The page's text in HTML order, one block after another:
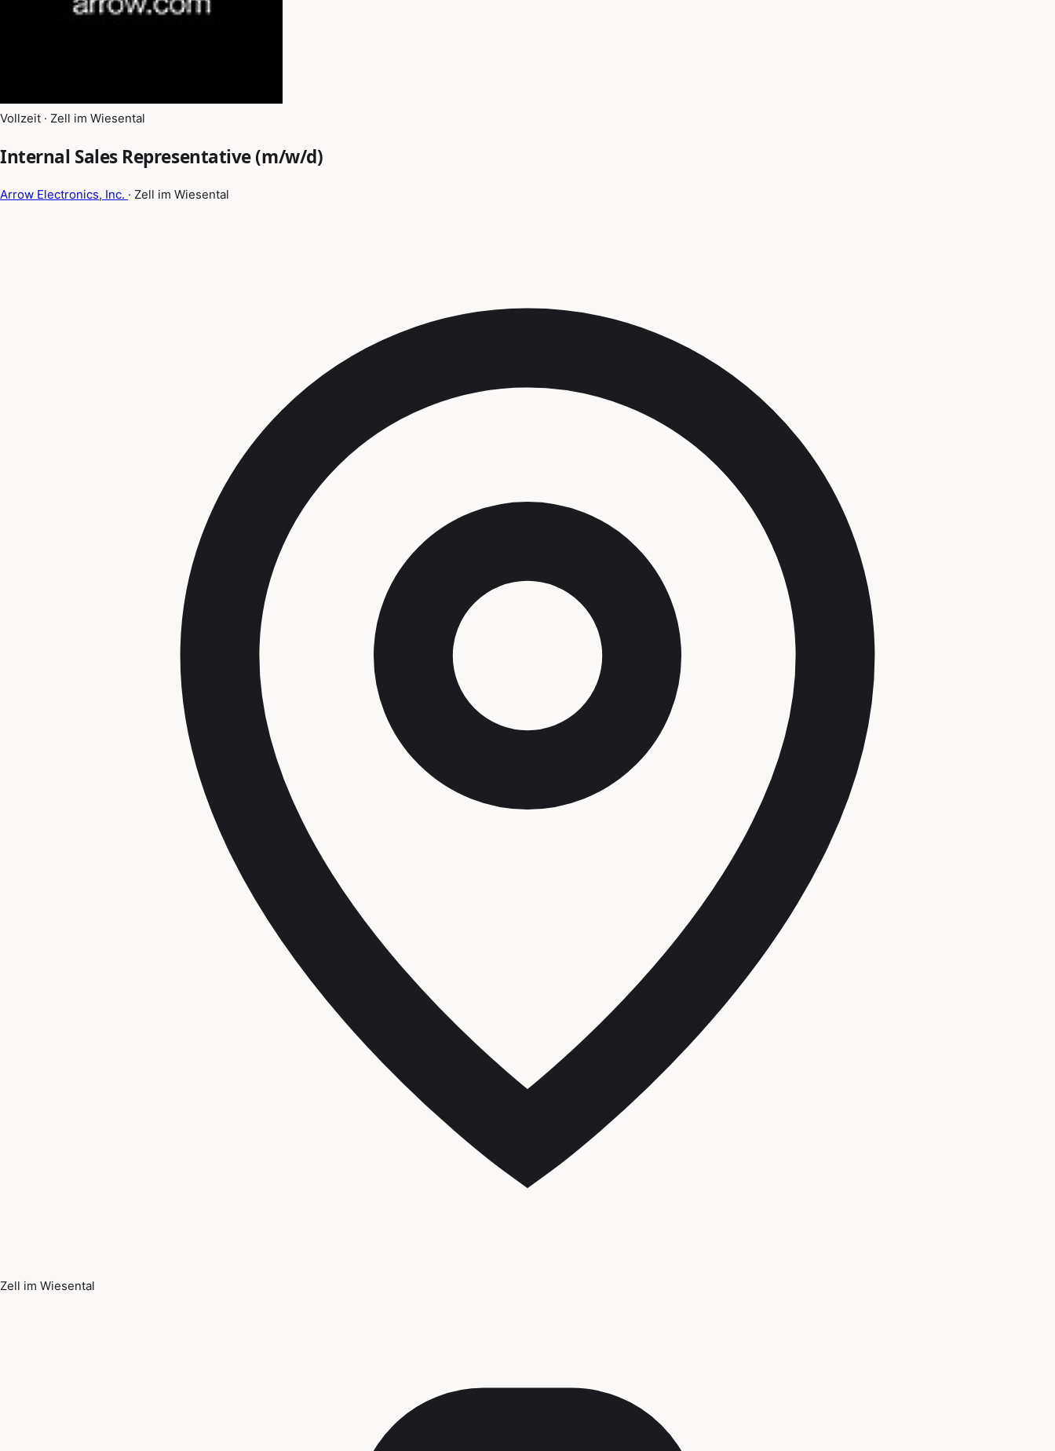
Vollzeit · Zell im Wiesental
Internal Sales Representative (m/w/d)
Arrow Electronics, Inc. · Zell im Wiesental
Zell im Wiesental